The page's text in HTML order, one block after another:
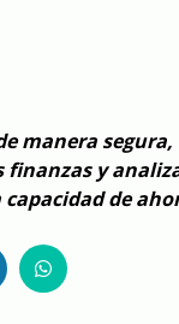
manera
finanzas y
capacidad de